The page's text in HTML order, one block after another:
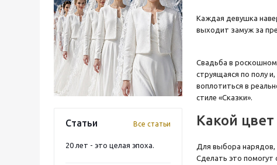
Статьи Все статьи
20 лет - это целая эпоха.
Каждая девушка
выходит замуж за
Свадьба в роскошном
струящаяся по полу
воплотиться в
стиле «Сказки».
Какой
Для выбора нарядов,
Сделать это помогут